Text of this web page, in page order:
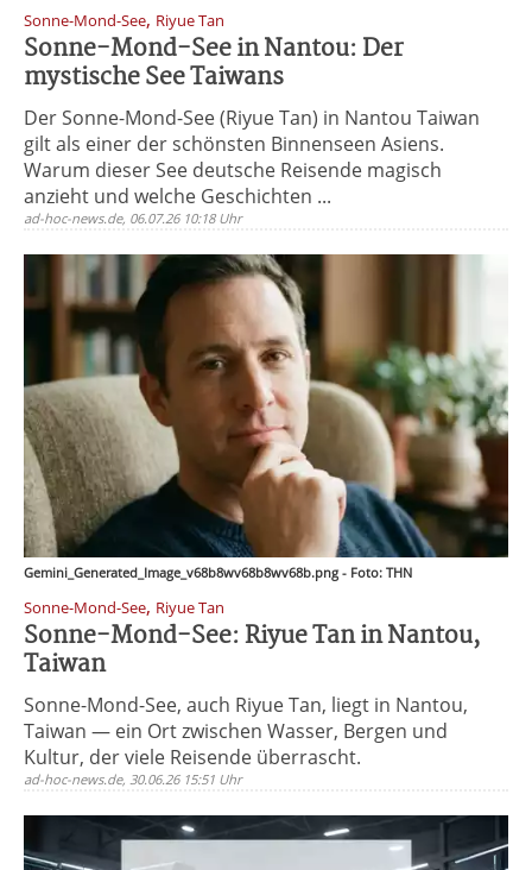
Sonne-Mond-See, Riyue Tan
Sonne-Mond-See in Nantou: Der
mystische See Taiwans
Der Sonne-Mond-See (Riyue Tan) in Nantou Taiwan
gilt als einer der schönsten Binnenseen Asiens.
Warum dieser See deutsche Reisende magisch
anzieht und welche Geschichten ...
ad-hoc-news.de, 06.07.26 10:18 Uhr
Gemini_Generated_Image_v68b8wv68b8wv68b.png - Foto: THN
Sonne-Mond-See, Riyue Tan
Sonne-Mond-See: Riyue Tan in Nantou,
Taiwan
Sonne-Mond-See, auch Riyue Tan, liegt in Nantou,
Taiwan — ein Ort zwischen Wasser, Bergen und
Kultur, der viele Reisende überrascht.
ad-hoc-news.de, 30.06.26 15:51 Uhr